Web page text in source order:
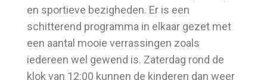
en sportieve bezigheden. Er is een
schitterend programma in elkaar gezet met
een aantal mooie verrassingen zoals
iedereen wel gewend is. Zaterdag rond de
klok van 12:00 kunnen de kinderen dan weer